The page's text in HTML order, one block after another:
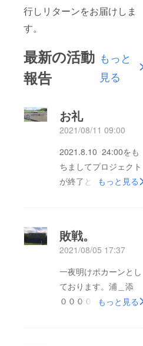
行しリターンをお届けしま
す。
最新の活動
報告
もっと
見る
お礼
2021/08/11 09:00
2021.8.10 24:00をも
ちましてプロジェクト
が終了となりました。
ができました。この度
の選手権大会の旅費に
充当させていただきま
すことを報告させて頂
きます。今後とも浦添
もっと見る
敗戦。
2021/08/05 17:37
一夜明けポカーンとし
ております。浦＿添
００００１００｜１西
もっと見る